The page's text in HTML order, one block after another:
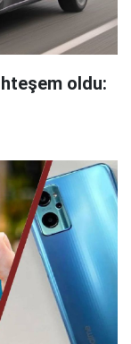
oldu: